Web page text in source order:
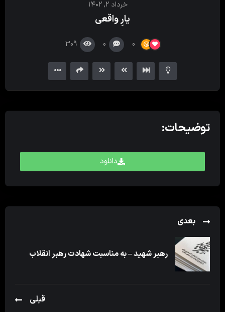
خرداد ۲, ۱۴۰۲
یارِ واقعی
0
0
309
توضیحات:
دانلود
بعدی
رهبر شهید – به مناسبت شهادت رهبر انقلاب
قبلی